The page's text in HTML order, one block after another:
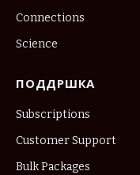
Connections
Science
ПОДДРШКА
Subscriptions
Customer Support
Bulk Packages